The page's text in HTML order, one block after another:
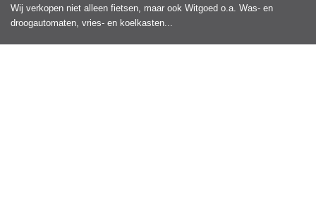
Wij verkopen niet alleen fietsen, maar ook Witgoed o.a. Was- en
droogautomaten, vries- en koelkasten...